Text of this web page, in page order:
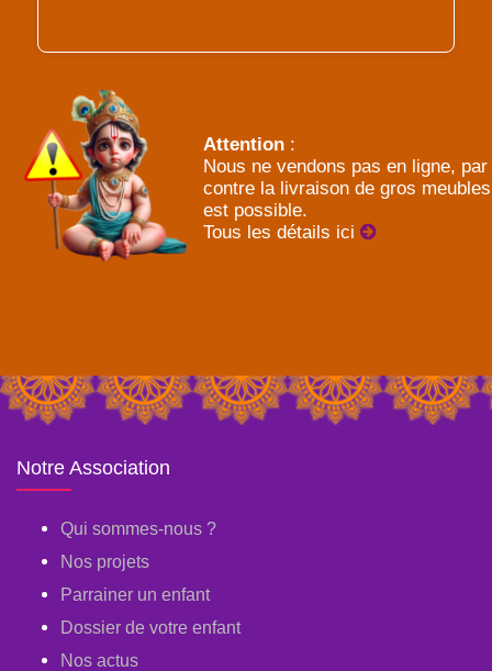
Attention :
Nous ne vendons pas en ligne, par
contre la livraison de gros meubles
est possible.
Tous les détails ici
Notre Association
Qui sommes-nous ?
Nos projets
Parrainer un enfant
Dossier de votre enfant
Nos actus